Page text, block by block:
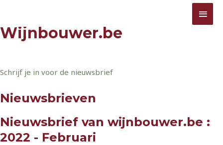
de
inhoud
Jouw informatiebron omtrent wijnbouw
Wijnbouwer.be
Schrijf je in voor de nieuwsbrief
Nieuwsbrieven
Nieuwsbrief van wijnbouwer.be :
2022 - Februari